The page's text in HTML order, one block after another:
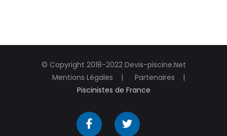
© Copyright 2018-2022 Devis-piscine.Net
Mentions Légales
Partenaires
Piscinistes de France